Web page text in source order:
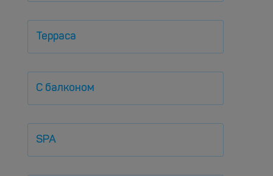
Терраса
С балконом
SPA